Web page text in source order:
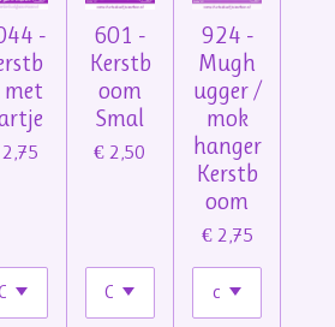
-
met
601 -
Kerstb
oom
Smal
€ 2,50
924 -
Mugh
ugger /
mok
hanger
Kerstb
oom
€ 2,75